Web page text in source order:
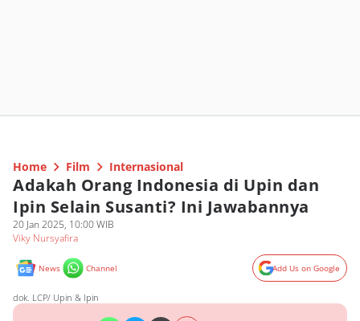
Home Film Internasional
Adakah Orang Indonesia di Upin dan
Ipin Selain Susanti? Ini Jawabannya
20 Jan 2025, 10:00 WIB
Viky Nursyafira
News Channel Add Us on Google
dok. LCP/ Upin & Ipin